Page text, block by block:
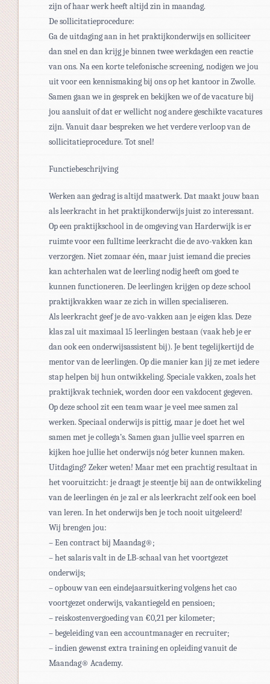
zijn of haar werk heeft altijd zin in maandag.
De sollicitatieprocedure:
Ga de uitdaging aan in het praktijkonderwijs en solliciteer
dan snel en dan krijg je binnen twee werkdagen een reactie
van ons. Na een korte telefonische screening, nodigen we jou
uit voor een kennismaking bij ons op het kantoor in Zwolle.
Samen gaan we in gesprek en bekijken we of de vacature bij
jou aansluit of dat er wellicht nog andere geschikte vacatures
zijn. Vanuit daar bespreken we het verdere verloop van de
sollicitatieprocedure. Tot snel!
Functiebeschrijving
Werken aan gedrag is altijd maatwerk. Dat maakt jouw baan
als leerkracht in het praktijkonderwijs juist zo interessant.
Op een praktijkschool in de omgeving van Harderwijk is er
ruimte voor een fulltime leerkracht die de avo-vakken kan
verzorgen. Niet zomaar één, maar juist iemand die precies
kan achterhalen wat de leerling nodig heeft om goed te
kunnen functioneren. De leerlingen krijgen op deze school
praktijkvakken waar ze zich in willen specialiseren.
Als leerkracht geef je de avo-vakken aan je eigen klas. Deze
klas zal uit maximaal 15 leerlingen bestaan (vaak heb je er
dan ook een onderwijsassistent bij). Je bent tegelijkertijd de
mentor van de leerlingen. Op die manier kan jij ze met iedere
stap helpen bij hun ontwikkeling. Speciale vakken, zoals het
praktijkvak techniek, worden door een vakdocent gegeven.
Op deze school zit een team waar je veel mee samen zal
werken. Speciaal onderwijs is pittig, maar je doet het wel
samen met je collega’s. Samen gaan jullie veel sparren en
kijken hoe jullie het onderwijs nóg beter kunnen maken.
Uitdaging? Zeker weten! Maar met een prachtig resultaat in
het vooruitzicht: je draagt je steentje bij aan de ontwikkeling
van de leerlingen én je zal er als leerkracht zelf ook een boel
van leren. In het onderwijs ben je toch nooit uitgeleerd!
Wij brengen jou:
– Een contract bij Maandag®;
– het salaris valt in de LB-schaal van het voortgezet
onderwijs;
– opbouw van een eindejaarsuitkering volgens het cao
voortgezet onderwijs, vakantiegeld en pensioen;
– reiskostenvergoeding van €0,21 per kilometer;
– begeleiding van een accountmanager en recruiter;
– indien gewenst extra training en opleiding vanuit de
Maandag® Academy.